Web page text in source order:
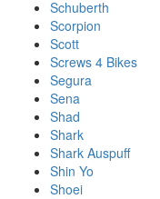
Schuberth
Scorpion
Scott
Screws 4 Bikes
Segura
Sena
Shad
Shark
Shark Auspuff
Shin Yo
Shoei